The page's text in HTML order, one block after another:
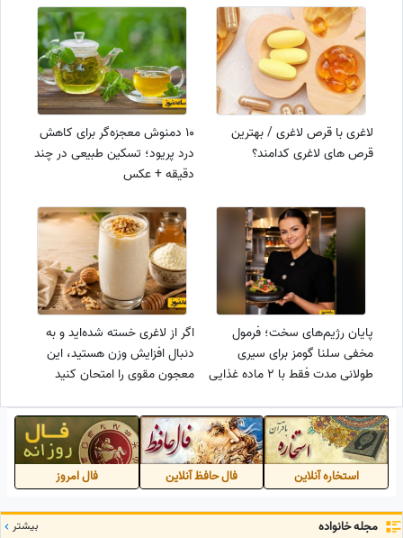
لاغری با قرص لاغری / بهترین
قرص های لاغری کدامند؟
10 دمنوش معجزه‌گر برای کاهش
درد پریود؛ تسکین طبیعی در چند
دقیقه + عکس
پایان رژیم‌های سخت؛ فرمول
مخفی سلنا گومز برای سیری
طولانی‌ مدت فقط با 2 ماده غذایی
اگر از لاغری خسته شده‌اید و به
دنبال افزایش وزن هستید، این
معجون مقوی را امتحان کنید
استخاره آنلاین فال حافظ آنلاین فال امروز
مجله خانواده بیشتر